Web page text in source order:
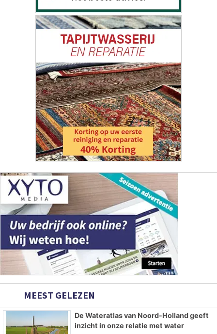
MEEST GELEZEN
De Wateratlas van Noord-Holland geeft
inzicht in onze relatie met water